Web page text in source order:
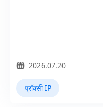
2026.07.20
प्रॉक्सी IP